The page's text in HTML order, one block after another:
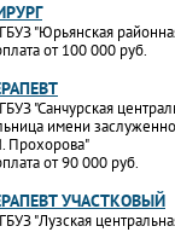
"Юрьянская
от 100 000 руб.
"Санчурская
имени
Прохорова"
от 90 000 руб.
УЧАСТКОВЫЙ
"Лузская